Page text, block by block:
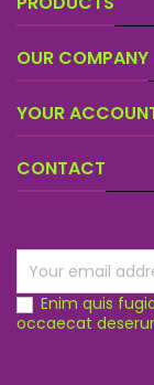
OUR COMPANY
YOUR
CONTACT
Enim quis
occaecat